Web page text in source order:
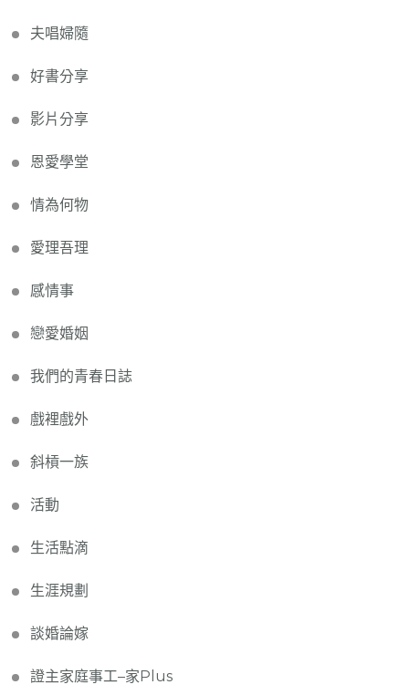
夫唱婦隨
好書分享
影片分享
恩愛學堂
情為何物
愛理吾理
感情事
戀愛婚姻
我們的青春日誌
戲裡戲外
斜槓一族
活動
生活點滴
生涯規劃
談婚論嫁
證主家庭事工–家Plus